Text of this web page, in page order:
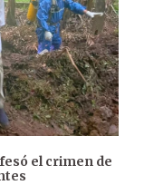
el crimen de